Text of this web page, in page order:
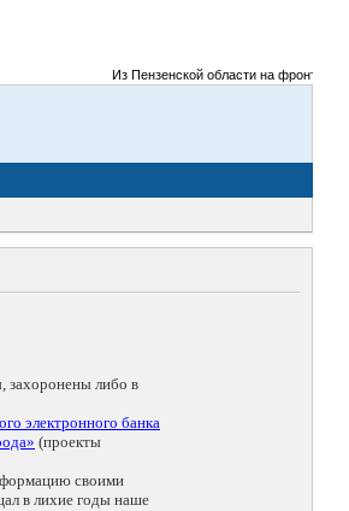
Из Пензенской области на фронты
захоронены либо в
электронного банка
(проекты
своими
в лихие годы наше